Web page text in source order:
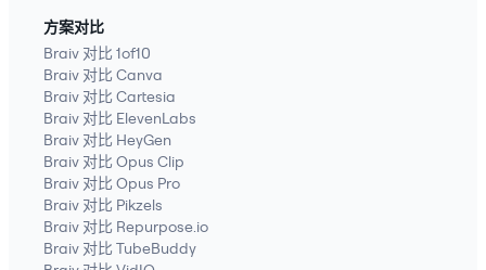
方案对比
Braiv 对比 1of10
Braiv 对比 Canva
Braiv 对比 Cartesia
Braiv 对比 ElevenLabs
Braiv 对比 HeyGen
Braiv 对比 Opus Clip
Braiv 对比 Opus Pro
Braiv 对比 Pikzels
Braiv 对比 Repurpose.io
Braiv 对比 TubeBuddy